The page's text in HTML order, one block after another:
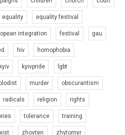
Зупинимо насильство проти ЛГБТ в Україні! Stop violence against LGBT in Ukraine!
ролік на конкурс PACT, який
альянс Україна" з протидії
5 Комментариев
equality equality festival
integration festival gau
hiv homophobia
kyiv kyivpride lgbt
murder obscurantism
radicals religion rights
tolerance training
zhovten zhytomyr